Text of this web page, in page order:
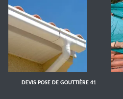
DEVIS POSE DE GOUTTIÈRE 41